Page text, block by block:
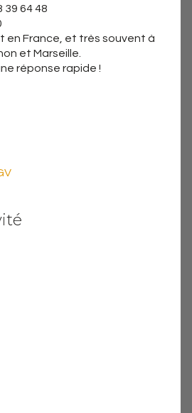
39 64 48
en France, et très souvent à
et Marseille.
réponse rapide !